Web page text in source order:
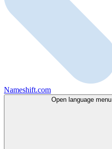
Nameshift.com
Open language menu